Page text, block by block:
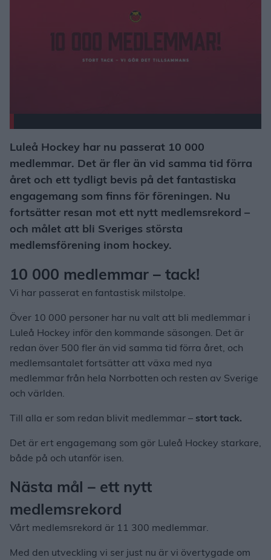
Luleå Hockey har nu passerat 10 000
medlemmar. Det är fler än vid samma tid förra
året och ett tydligt bevis på det fantastiska
engagemang som finns för föreningen. Nu
fortsätter resan mot ett nytt medlemsrekord –
och målet att bli Sveriges största
medlemsförening inom hockey.
10 000 medlemmar – tack!
Vi har passerat en fantastisk milstolpe.
Över 10 000 personer har nu valt att bli medlemmar i
Luleå Hockey inför den kommande säsongen. Det är
redan över 500 fler än vid samma tid förra året, och
medlemsantalet fortsätter att växa med nya
medlemmar från hela Norrbotten och resten av Sverige
och världen.
Till alla er som redan blivit medlemmar – stort tack.
Det är ert engagemang som gör Luleå Hockey starkare,
både på och utanför isen.
Nästa mål – ett nytt
medlemsrekord
Vårt medlemsrekord är 11 300 medlemmar.
Med den utveckling vi ser just nu är vi övertygade om